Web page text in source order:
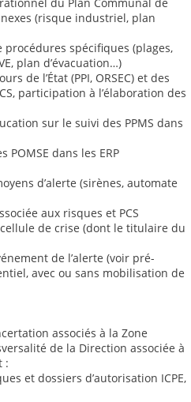
du Plan Communal de
(risque industriel, plan
spécifiques (plages,
plan d’évacuation…)
de l’État (PPI, ORSEC) et des
participation à l’élaboration des
sur le suivi des PPMS dans
dans les ERP
d’alerte (sirènes, automate
aux risques et PCS
de crise (dont le titulaire du
de l’alerte (voir pré-
avec ou sans mobilisation de
associés à la Zone
de la Direction associée à
:
et dossiers d’autorisation ICPE,